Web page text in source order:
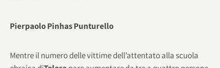
Pierpaolo Pinhas Punturello
Mentre il numero delle vittime dell’attentato alla scuola